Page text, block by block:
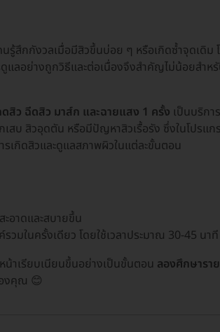
นรู้สึกกังวลเมื่อมีสิวขึ้นบ่อย ๆ หรือเกิดซ้ำจุดเดิม
ดูแลอย่างถูกวิธีและต่อเนื่องจึงสำคัญไม่น้อยสำ
สิว ฉีดสิว มาส์ก และฉายแสง 1 ครั้ง เป็นบริก
สบ สิวอุดตัน หรือมีปัญหาสิวเรื้อรัง ซึ่งในโปรแ
เกิดสิวและดูแลสภาพผิวในแต่ละขั้นตอน
อาดและสบายขึ้น
มในครั้งเดียว โดยใช้เวลาประมาณ 30-45 นาที
าเรียบเนียนขึ้นอย่างเป็นขั้นตอน ลองศึกษารา
งคุณ 😊